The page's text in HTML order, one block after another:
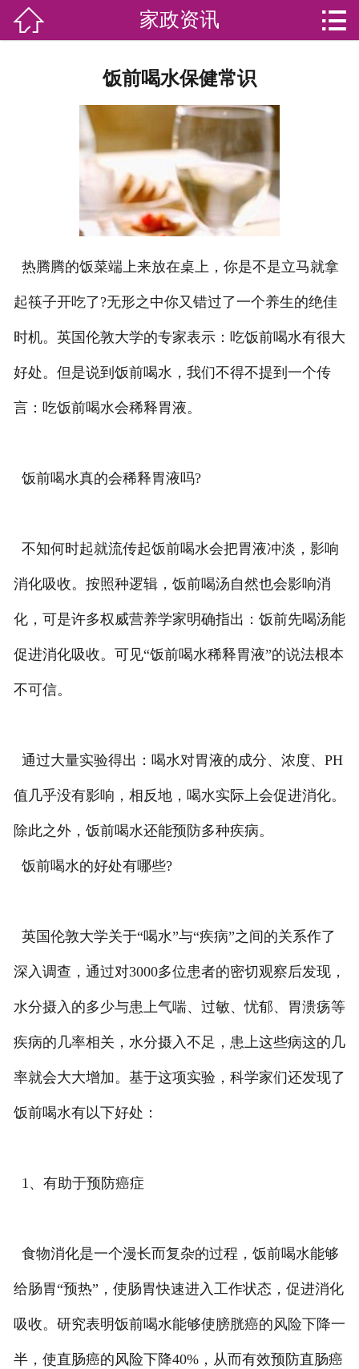
加盟苏家联
荣誉资质
家政资讯
你问我答
关于我们
联系我们
 家政资讯 
饭前喝水保健常识
热腾腾的饭菜端上来放在桌上，你是不是立马就拿
起筷子开吃了?无形之中你又错过了一个养生的绝佳
时机。英国伦敦大学的专家表示：吃饭前喝水有很大
好处。但是说到饭前喝水，我们不得不提到一个传
言：吃饭前喝水会稀释胃液。
饭前喝水真的会稀释胃液吗?
不知何时起就流传起饭前喝水会把胃液冲淡，影响
消化吸收。按照种逻辑，饭前喝汤自然也会影响消
化，可是许多权威营养学家明确指出：饭前先喝汤能
促进消化吸收。可见“饭前喝水稀释胃液”的说法根本
不可信。
通过大量实验得出：喝水对胃液的成分、浓度、PH
值几乎没有影响，相反地，喝水实际上会促进消化。
除此之外，饭前喝水还能预防多种疾病。
饭前喝水的好处有哪些?
英国伦敦大学关于“喝水”与“疾病”之间的关系作了
深入调查，通过对3000多位患者的密切观察后发现，
水分摄入的多少与患上气喘、过敏、忧郁、胃溃疡等
疾病的几率相关，水分摄入不足，患上这些病这的几
率就会大大增加。基于这项实验，科学家们还发现了
饭前喝水有以下好处：
1、有助于预防癌症
食物消化是一个漫长而复杂的过程，饭前喝水能够
给肠胃“预热”，使肠胃快速进入工作状态，促进消化
吸收。研究表明饭前喝水能够使膀胱癌的风险下降一
半，使直肠癌的风险下降40%，从而有效预防直肠癌